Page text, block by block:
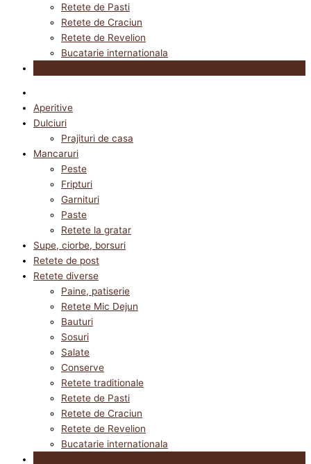
Retete de Pasti
Retete de Craciun
Retete de Revelion
Bucatarie internationala
Aperitive
Dulciuri
Prajituri de casa
Mancaruri
Peste
Fripturi
Garnituri
Paste
Retete la gratar
Supe, ciorbe, borsuri
Retete de post
Retete diverse
Paine, patiserie
Retete Mic Dejun
Bauturi
Sosuri
Salate
Conserve
Retete traditionale
Retete de Pasti
Retete de Craciun
Retete de Revelion
Bucatarie internationala